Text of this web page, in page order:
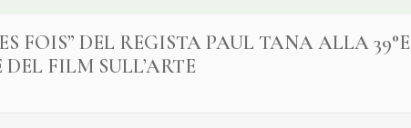
FOIS” DEL REGISTA PAUL TANA ALLA
FILM SULL’ARTE